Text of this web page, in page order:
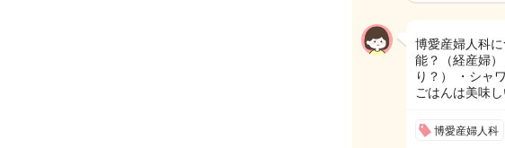
博愛産婦人科
能？（経産婦
り？） ・シャ
ごはんは美味
博愛産婦人科